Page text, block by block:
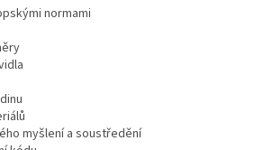
normami
myšlení a soustředění